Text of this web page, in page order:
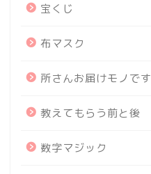
宝くじ
布マスク
所さんお届けモノです
教えてもらう前と後
数字マジック